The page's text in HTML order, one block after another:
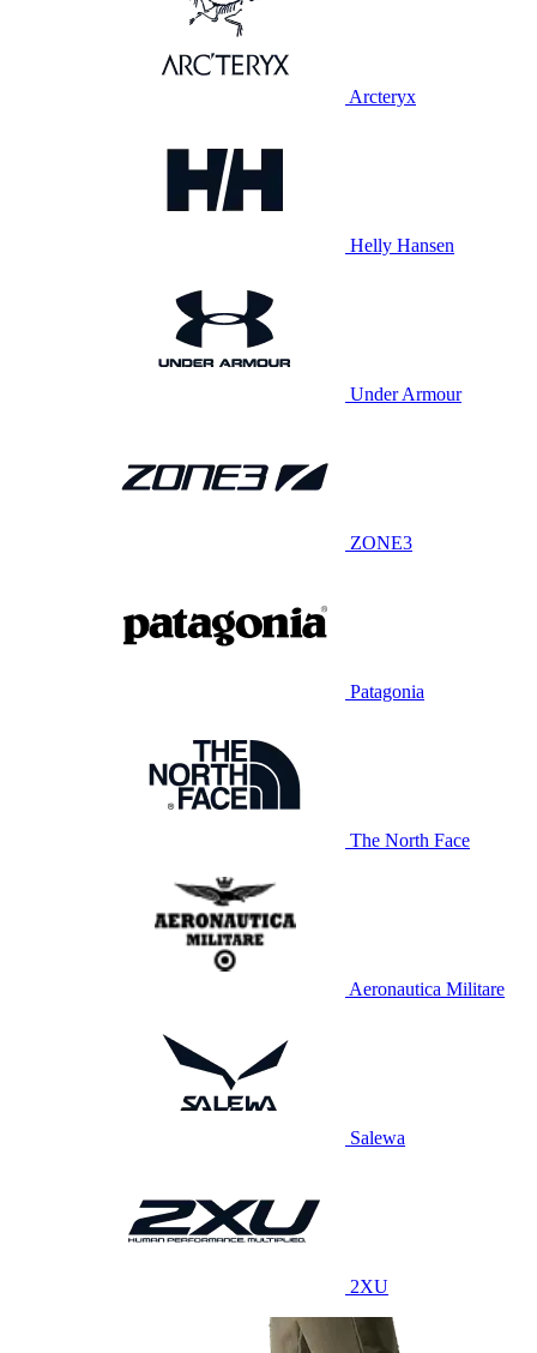
Arcteryx
Helly Hansen
Under Armour
ZONE3
Patagonia
The North Face
Aeronautica Militare
Salewa
2XU